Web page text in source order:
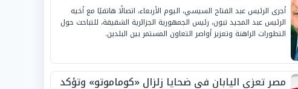
أجرى الرئيس عبد الفتاح السيسي، اليوم الأربعاء، اتصالًا هاتفيًا مع أخيه
الرئيس عبد المجيد تبون، رئيس الجمهورية الجزائرية الشقيقة، للتباحث حول
التطورات الراهنة وتعزيز أواصر التعاون المستمر بين البلدين.
مصر تعزي اليابان في ضحايا زلزال «كوماموتو» وتؤكد